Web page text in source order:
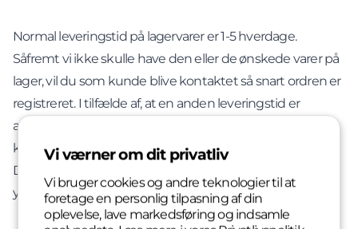
Vi værner om dit privatliv
Vi bruger cookies og andre teknologier til at
foretage en personlig tilpasning af din
oplevelse, lave markedsføring og indsamle
Normal leveringstid på lagervarer er 1-5 hverdage.
Såfremt vi ikke skulle have den eller de ønskede varer på
lager, vil du som kunde blive kontaktet så snart ordren er
registreret. I tilfælde af, at en anden leveringstid er
angivet ved varen, er det denne leveringstid du som
kunde skal forvente.
Du er selvfølgelig altid velkommen til, at kontakte os for
ydeligere information om leverancen af din bestilling.